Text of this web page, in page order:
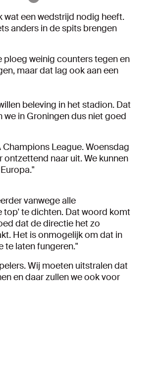
wat een wedstrijd nodig heeft.
anders in de spits brengen
ploeg weinig counters tegen en
maar dat lag ook aan een
beleving in het stadion. Dat
we in Groningen dus niet goed
League. Woensdag
naar uit. We kunnen
vanwege alle
te dichten. Dat woord komt
dat de directie het zo
Het is onmogelijk om dat in
te laten fungeren."
Wij moeten uitstralen dat
en daar zullen we ook voor